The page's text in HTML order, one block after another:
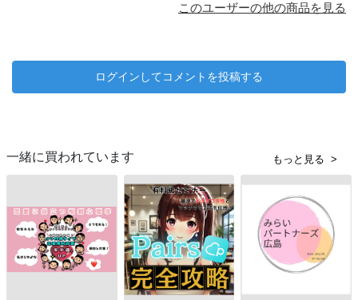
🌟 サービス内容 🌟
このチケットでは、恋愛、婚活、そしてマッチングアプリに関するお
悩みについて、どんな内容でもお気軽にご相談いただけます。
・マッチングアプリのプロフィールを添削してほしい
・アプリに掲載する写真を選んでほしい
・気になる人に告白したいけど、どう進めればいいかわからない
・メッセージのやり取りが苦手で、LINEの文章を添削してほしい
・女性＆プロ目線での恋愛アドバイス
・マッチングアプリ戦略法伝授
また、「なんとなく誰かに話を聞いてほしい」といったご相談も大歓
迎です。
他人だからこそ話せることもありますよね😊
このユーザーの他の商品を見る
ログインしてコメントを投稿する
一緒に買われています もっと見る